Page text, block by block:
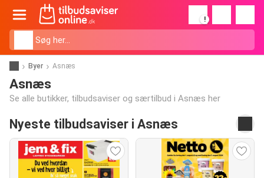
!
Byer Asnæs
Asnæs
Se alle butikker, tilbudsaviser og særtilbud i Asnæs her
Nyeste tilbudsaviser i Asnæs